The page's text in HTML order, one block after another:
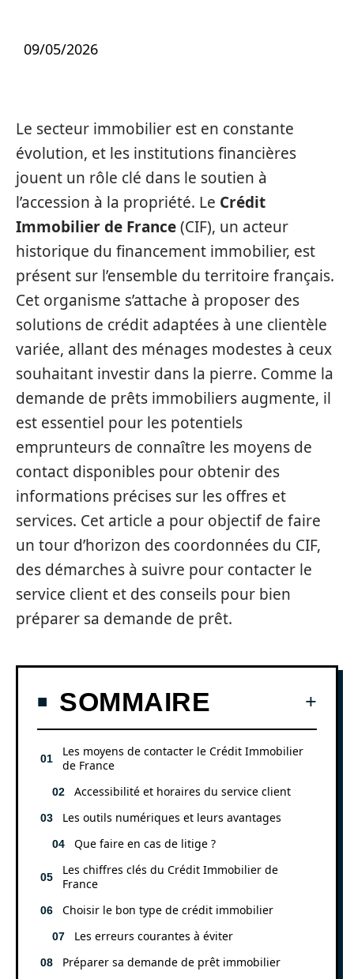
09/05/2026
Le secteur immobilier est en constante
évolution, et les institutions financières
jouent un rôle clé dans le soutien à
l’accession à la propriété. Le Crédit
Immobilier de France(CIF), un acteur
historique du financement immobilier, est
présent sur l’ensemble du territoire français.
Cet organisme s’attache à proposer des
solutions de crédit adaptées à une clientèle
variée, allant des ménages modestes à ceux
souhaitant investir dans la pierre. Comme la
demande de prêts immobiliers augmente, il
est essentiel pour les potentiels
emprunteurs de connaître les moyens de
contact disponibles pour obtenir des
informations précises sur les offres et
services. Cet article a pour objectif de faire
un tour d’horizon des coordonnées du CIF,
des démarches à suivre pour contacter le
service client et des conseils pour bien
préparer sa demande de prêt.
SOMMAIRE
Les moyens de contacter le Crédit Immobilier
de France
Accessibilité et horaires du service client
Les outils numériques et leurs avantages
Que faire en cas de litige ?
Les chiffres clés du Crédit Immobilier de
France
Choisir le bon type de crédit immobilier
Les erreurs courantes à éviter
Préparer sa demande de prêt immobilier